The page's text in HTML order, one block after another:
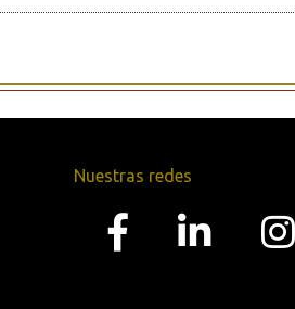
Nuestras redes